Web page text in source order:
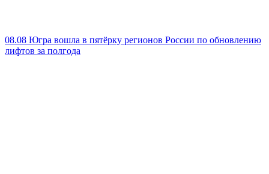
08.08 Югра вошла в пятёрку регионов России по обновлению
лифтов за полгода